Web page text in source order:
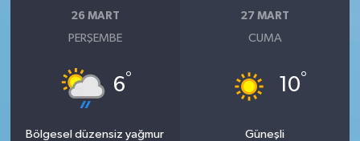
26 MART
PERŞEMBE
6°
Bölgesel düzensiz yağmur
27 MART
CUMA
10°
Güneşli